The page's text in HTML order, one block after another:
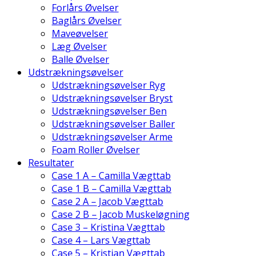
Forlårs Øvelser
Baglårs Øvelser
Maveøvelser
Læg Øvelser
Balle Øvelser
Udstrækningsøvelser
Udstrækningsøvelser Ryg
Udstrækningsøvelser Bryst
Udstrækningsøvelser Ben
Udstrækningsøvelser Baller
Udstrækningsøvelser Arme
Foam Roller Øvelser
Resultater
Case 1 A – Camilla Vægttab
Case 1 B – Camilla Vægttab
Case 2 A – Jacob Vægttab
Case 2 B – Jacob Muskeløgning
Case 3 – Kristina Vægttab
Case 4 – Lars Vægttab
Case 5 – Kristian Vægttab